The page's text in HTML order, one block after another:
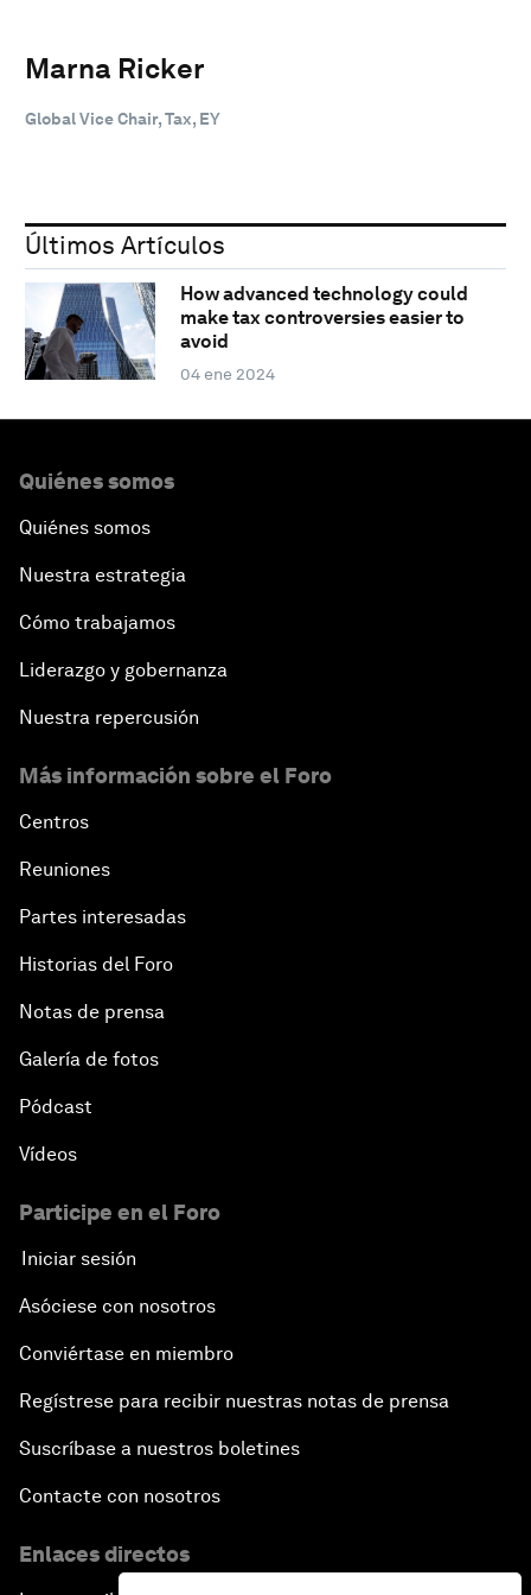
Marna Ricker
Global Vice Chair, Tax, EY
Últimos Artículos
How advanced technology could
make tax controversies easier to
avoid
04 ene 2024
Quiénes somos
Quiénes somos
Nuestra estrategia
Cómo trabajamos
Liderazgo y gobernanza
Nuestra repercusión
Más información sobre el Foro
Centros
Reuniones
Partes interesadas
Historias del Foro
Notas de prensa
Galería de fotos
Pódcast
Vídeos
Participe en el Foro
Iniciar sesión
Asóciese con nosotros
Conviértase en miembro
Regístrese para recibir nuestras notas de prensa
Suscríbase a nuestros boletines
Contacte con nosotros
Enlaces directos